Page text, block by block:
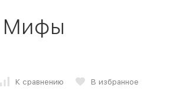
Мифы
К сравнению В избранное